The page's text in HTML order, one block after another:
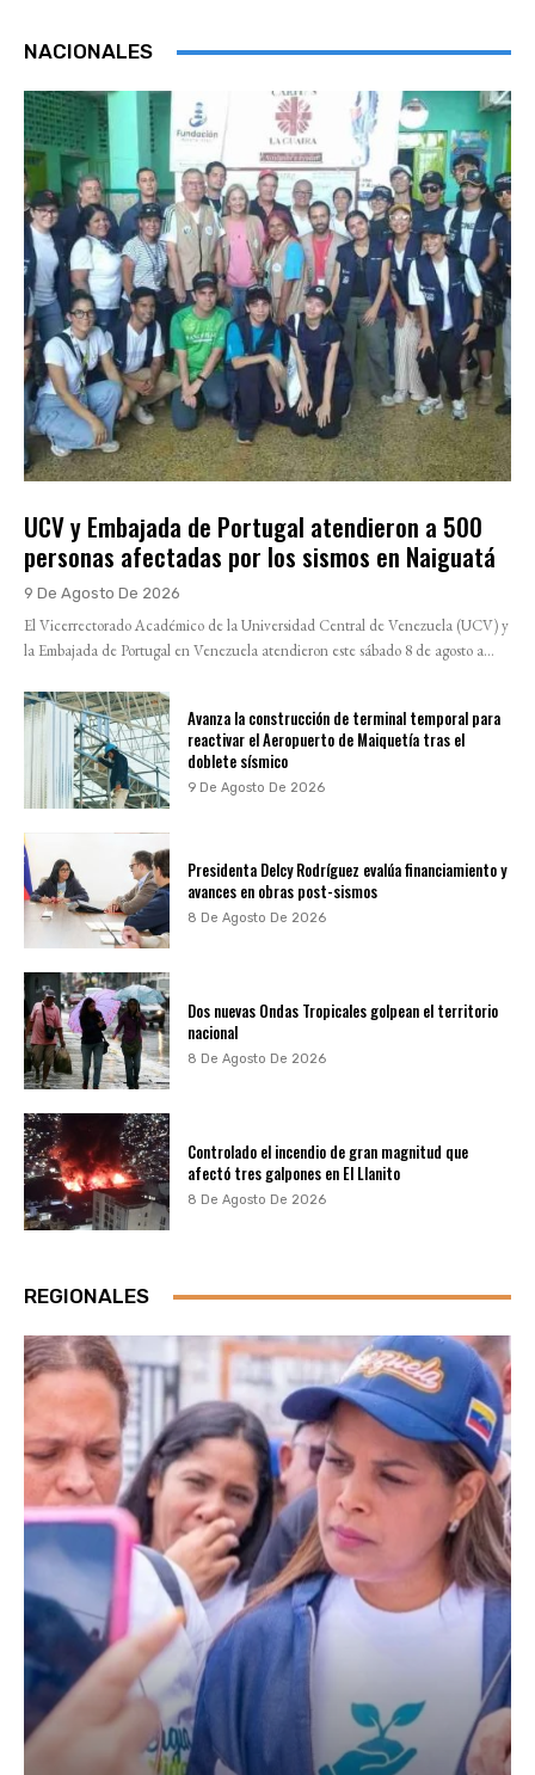
NACIONALES
UCV y Embajada de Portugal atendieron a 500
personas afectadas por los sismos en Naiguatá
9 De Agosto De 2026
El Vicerrectorado Académico de la Universidad Central de Venezuela (UCV) y
la Embajada de Portugal en Venezuela atendieron este sábado 8 de agosto a...
Avanza la construcción de terminal temporal para
reactivar el Aeropuerto de Maiquetía tras el
doblete sísmico
9 De Agosto De 2026
Presidenta Delcy Rodríguez evalúa financiamiento y
avances en obras post-sismos
8 De Agosto De 2026
Dos nuevas Ondas Tropicales golpean el territorio
nacional
8 De Agosto De 2026
Controlado el incendio de gran magnitud que
afectó tres galpones en El Llanito
8 De Agosto De 2026
REGIONALES